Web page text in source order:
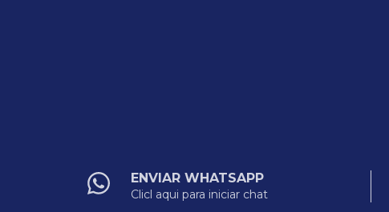
ENVIAR WHATSAPP
Clicl aqui para iniciar chat